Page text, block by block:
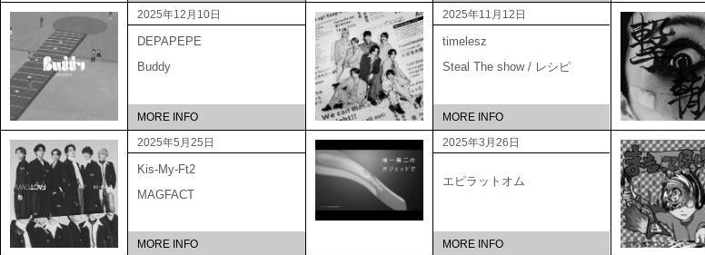
2025年12月10日
DEPAPEPE
Buddy
MORE INFO
2025年11月12日
timelesz
Steal The show / レシピ
MORE INFO
2025年5月25日
Kis-My-Ft2
MAGFACT
MORE INFO
2025年3月26日
エピラットオム
MORE INFO